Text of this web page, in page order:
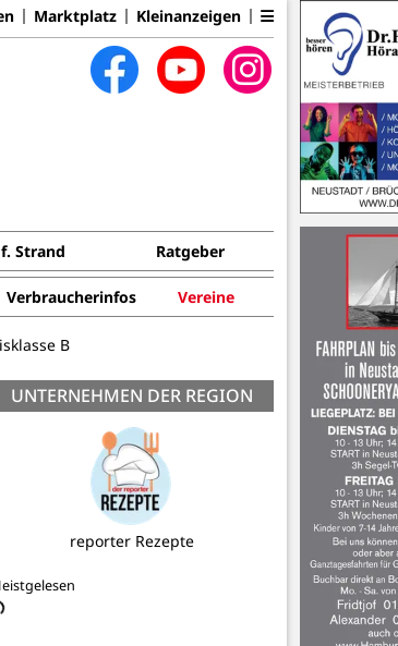
Marktplatz Kleinanzeigen
Strand Ratgeber
Verbraucherinfos Vereine
B
UNTERNEHMEN DER REGION
Alloheim Senioren-Residenz